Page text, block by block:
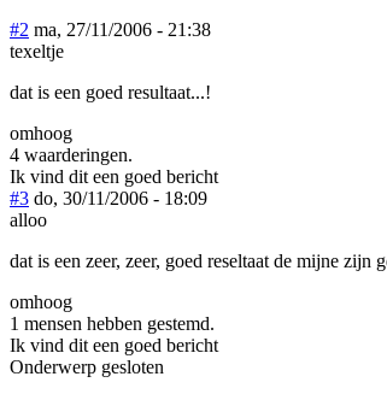
#2 ma, 27/11/2006 - 21:38
texeltje
dat is een goed resultaat...!
omhoog
4 waarderingen.
Ik vind dit een goed bericht
#3 do, 30/11/2006 - 18:09
alloo
dat is een zeer, zeer, goed reseltaat de mijne
omhoog
1 mensen hebben gestemd.
Ik vind dit een goed bericht
Onderwerp gesloten